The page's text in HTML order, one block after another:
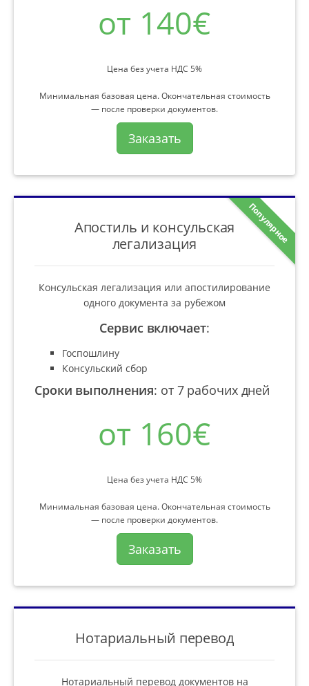
от 140€
Цена без учета НДС 5%
Минимальная базовая цена. Окончательная стоимость
— после проверки документов.
Заказать
Популярное
Апостиль и консульская
легализация
Консульская легализация или апостилирование
одного документа за рубежом
Сервис включает:
Госпошлину
Консульский сбор
Сроки выполнения: от 7 рабочих дней
от 160€
Цена без учета НДС 5%
Минимальная базовая цена. Окончательная стоимость
— после проверки документов.
Заказать
Нотариальный перевод
Нотариальный перевод документов на